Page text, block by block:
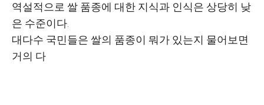
역설적으로 쌀 품종에 대한 지식과 인식은 상당히 낮
은 수준이다.
대다수 국민들은 쌀의 품종이 뭐가 있는지 물어보면
거의 다